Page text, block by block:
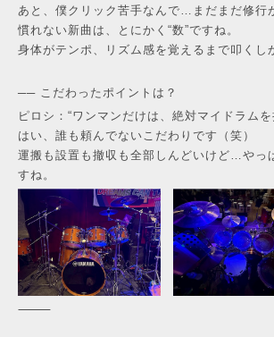
あと、僕クリック苦手なんで…まだまだ修行
慣れない新曲は、とにかく“数”ですね。
身体がテンポ、リズム感を覚えるまで叩くし
── こだわったポイントは？
ピロシ：“ワンマンだけは、絶対マイドラム
はい、誰も頼んでないこだわりです（笑）
運搬も設置も撤収も全部しんどいけど…やっ
すね。
⸻